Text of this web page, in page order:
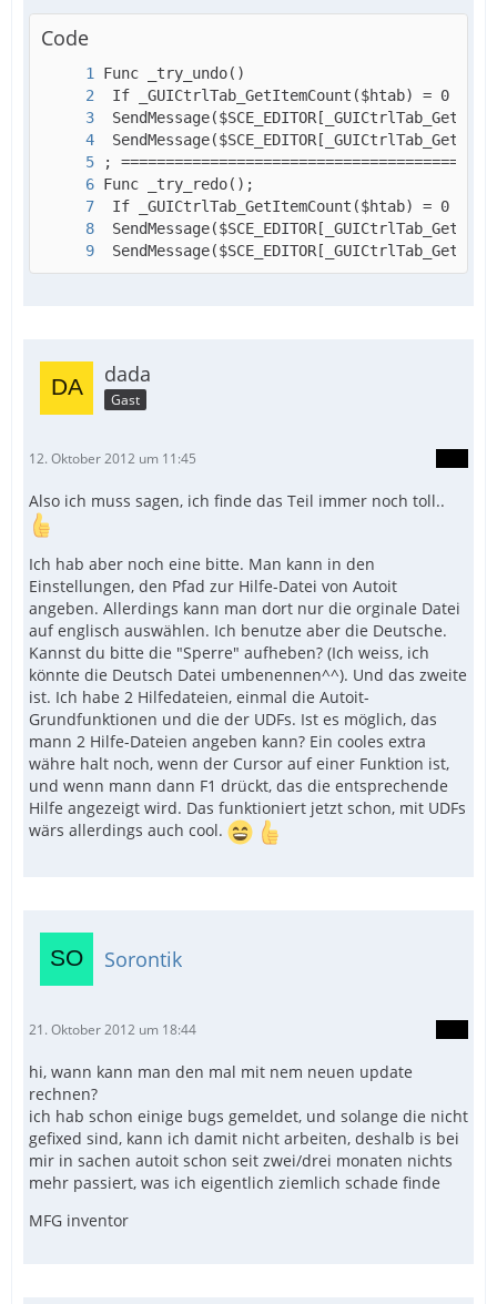
Code
dada
Gast
12. Oktober 2012 um 11:45
Also ich muss sagen, ich finde das Teil immer noch toll..
Ich hab aber noch eine bitte. Man kann in den
Einstellungen, den Pfad zur Hilfe-Datei von Autoit
angeben. Allerdings kann man dort nur die orginale Datei
auf englisch auswählen. Ich benutze aber die Deutsche.
Kannst du bitte die "Sperre" aufheben? (Ich weiss, ich
könnte die Deutsch Datei umbenennen^^). Und das zweite
ist. Ich habe 2 Hilfedateien, einmal die Autoit-
Grundfunktionen und die der UDFs. Ist es möglich, das
mann 2 Hilfe-Dateien angeben kann? Ein cooles extra
währe halt noch, wenn der Cursor auf einer Funktion ist,
und wenn mann dann F1 drückt, das die entsprechende
Hilfe angezeigt wird. Das funktioniert jetzt schon, mit UDFs
wärs allerdings auch cool.
Sorontik
21. Oktober 2012 um 18:44
hi, wann kann man den mal mit nem neuen update
rechnen?
ich hab schon einige bugs gemeldet, und solange die nicht
gefixed sind, kann ich damit nicht arbeiten, deshalb is bei
mir in sachen autoit schon seit zwei/drei monaten nichts
mehr passiert, was ich eigentlich ziemlich schade finde
MFG inventor